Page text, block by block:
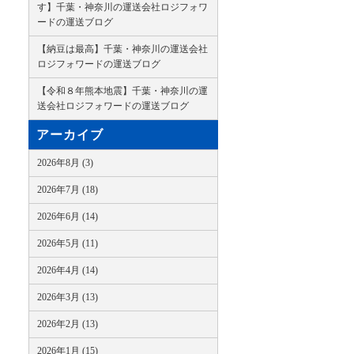
す】千葉・神奈川の運送会社ロジフォワ
ードの運送ブログ
【納豆は最高】千葉・神奈川の運送会社
ロジフォワードの運送ブログ
【令和８年熊本地震】千葉・神奈川の運
送会社ロジフォワードの運送ブログ
アーカイブ
2026年8月 (3)
2026年7月 (18)
2026年6月 (14)
2026年5月 (11)
2026年4月 (14)
2026年3月 (13)
2026年2月 (13)
2026年1月 (15)